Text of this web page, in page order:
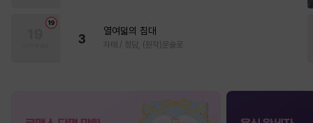
3
열여덟의 침대
자태 / 청담, (원작)문슬로